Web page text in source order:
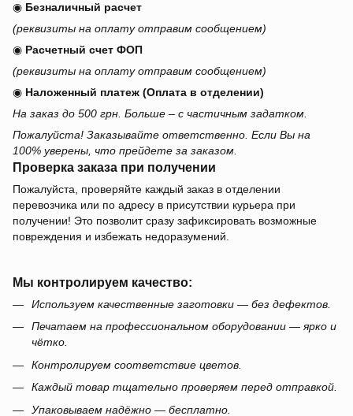
◉ Безналичный расчет
(реквизиты на оплату отправим сообщением)
◉ Расчетный счет ФОП
(реквизиты на оплату отправим сообщением)
◉ Наложенный платеж (Оплата в отделении)
На заказ до 500 грн. Больше – с частичным задатком.
Пожалуйста! Заказывайте ответственно. Если Вы на
100% уверены, что прейдете за заказом.
Проверка заказа при получении
Пожалуйста, проверяйте каждый заказ в отделении
перевозчика или по адресу в присутствии курьера при
получении! Это позволит сразу зафиксировать возможные
повреждения и избежать недоразумений.
Мы контролируем качество:
Используем качественные заготовки — без дефектов.
Печатаем на профессиональном оборудовании — ярко и
чётко.
Контролируем соответствие цветов.
Каждый товар тщательно проверяем перед отправкой.
Упаковываем надёжно — бесплатно.